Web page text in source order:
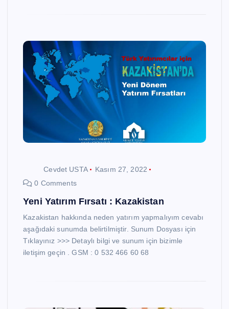
Cevdet USTA
Kasım 27, 2022
0 Comments
Yeni Yatırım Fırsatı : Kazakistan
Kazakistan hakkında neden yatırım yapmalıyım cevabı
aşağıdaki sunumda belirtilmiştir. Sunum Dosyası için
Tıklayınız >>> Detaylı bilgi ve sunum için bizimle
iletişim geçin . GSM : 0 532 466 60 68